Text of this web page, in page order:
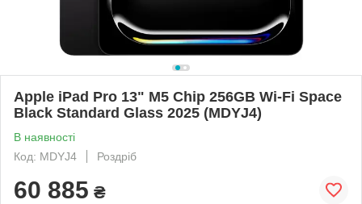
Apple iPad Pro 13" M5 Chip 256GB Wi-Fi Space
Black Standard Glass 2025 (MDYJ4)
В наявності
Код: MDYJ4
Роздріб
60 885 ₴